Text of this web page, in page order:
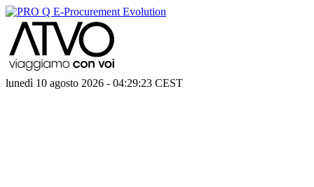
lunedì 10 agosto 2026 - 04:29:23 CEST